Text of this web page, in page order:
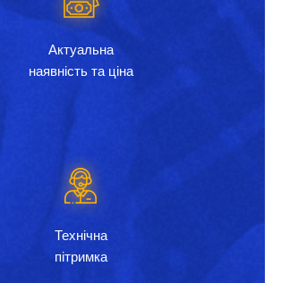
Актуальна
наявність та ціна
Технічна
пітримка